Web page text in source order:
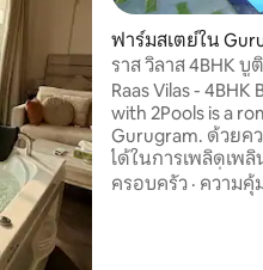
ฟาร์มสเตย์ใน
ราส วิลาส 4BHK
Raas Vilas -
with 2Pools is a
Gurugram. ด้วยค
ได้ในการเพลิดเพ
ความสะดวกที่มีให้
ครอบครัว · ความคุ้